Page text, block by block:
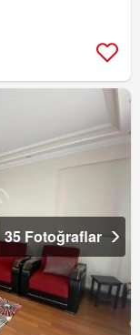
35 Fotoğraflar